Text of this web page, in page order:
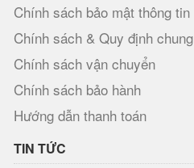
Chính sách bảo mật thông tin
Chính sách & Quy định chung
Chính sách vận chuyển
Chính sách bảo hành
Hướng dẫn thanh toán
TIN TỨC